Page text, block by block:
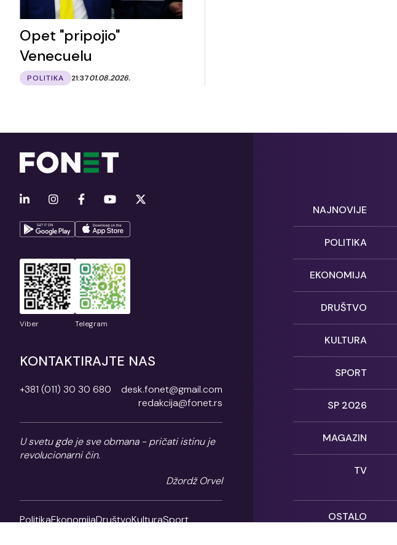
Opet "pripojio"
Venecuelu
POLITIKA 21:3701.08.2026.
Viber Telegram
KONTAKTIRAJTE NAS
+381 (011) 30 30 680
desk.fonet@gmail.com
redakcija@fonet.rs
U svetu gde je sve obmana - pričati istinu je
revolucionarni čin.
Džordž Orvel
PolitikaEkonomijaDruštvoKulturaSport
NAJNOVIJE
POLITIKA
EKONOMIJA
DRUŠTVO
KULTURA
SPORT
SP 2026
MAGAZIN
TV
OSTALO